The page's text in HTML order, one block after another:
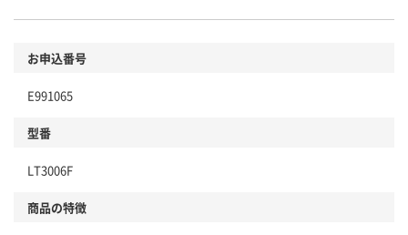
お申込番号
E991065
型番
LT3006F
商品の特徴